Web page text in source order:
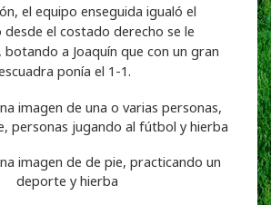
el equipo enseguida igualó el
el costado derecho se le
a Joaquín que con un gran
ponía el 1-1.